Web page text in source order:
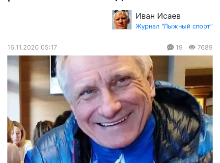
Иван Исаев
Журнал "Лыжный спорт"
16.11.2020 05:17 19 7689